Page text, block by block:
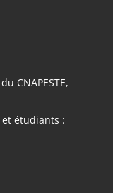
CNAPESTE,
étudiants :